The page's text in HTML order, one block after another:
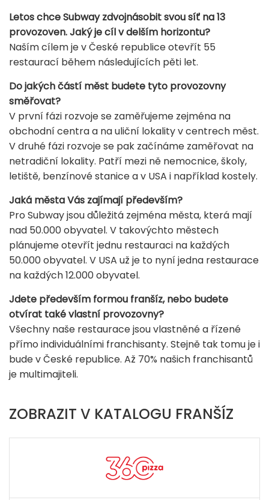
Letos chce Subway zdvojnásobit svou síť na 13
provozoven. Jaký je cíl v delším horizontu?
Naším cílem je v České republice otevřít 55
restaurací během následujících pěti let.
Do jakých částí měst budete tyto provozovny
směřovat?
V první fázi rozvoje se zaměřujeme zejména na
obchodní centra a na uliční lokality v centrech měst.
V druhé fázi rozvoje se pak začínáme zaměřovat na
netradiční lokality. Patří mezi ně nemocnice, školy,
letiště, benzínové stanice a v USA i například kostely.
Jaká města Vás zajímají především?
Pro Subway jsou důležitá zejména města, která mají
nad 50.000 obyvatel. V takovýchto městech
plánujeme otevřít jednu restauraci na každých
50.000 obyvatel. V USA už je to nyní jedna restaurace
na každých 12.000 obyvatel.
Jdete především formou franšíz, nebo budete
otvírat také vlastní provozovny?
Všechny naše restaurace jsou vlastněné a řízené
přímo individuálními franchisanty. Stejně tak tomu je i
bude v České republice. Až 70% našich franchisantů
je multimajiteli.
ZOBRAZIT V KATALOGU FRANŠÍZ